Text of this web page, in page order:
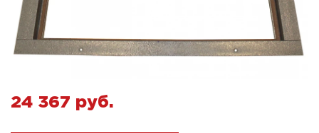
24 367 pуб.